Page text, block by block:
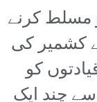
مسلط کرنے
کشمیر کی
کو